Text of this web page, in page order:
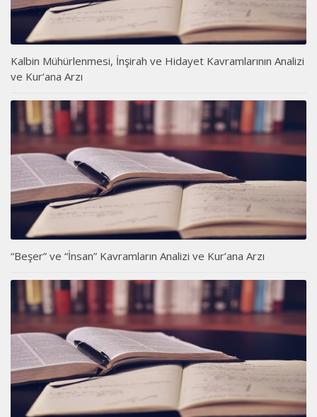
Kalbin Mühürlenmesi, İnşirah ve Hidayet Kavramlarının Analizi
ve Kur’ana Arzı
“Beşer” ve “İnsan” Kavramların Analizi ve Kur’ana Arzı